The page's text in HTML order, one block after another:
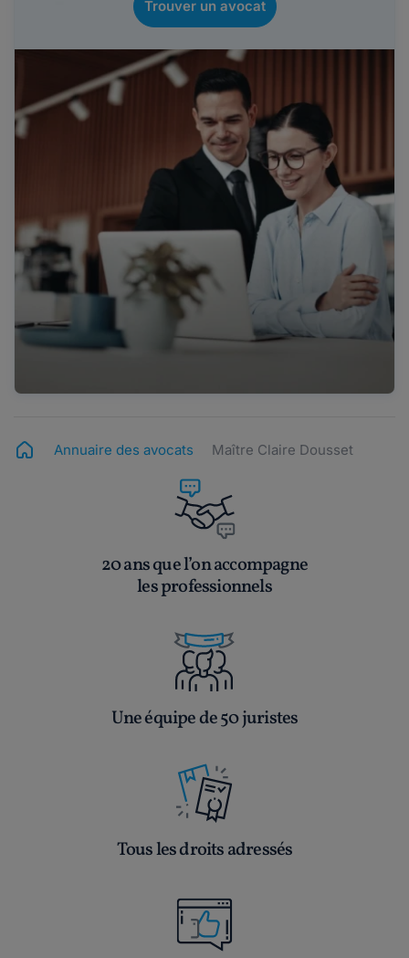
Trouver un avocat
Annuaire des avocats Maître Claire Dousset
20 ans que l’on accompagne
les professionnels
Une équipe de 50 juristes
Tous les droits adressés